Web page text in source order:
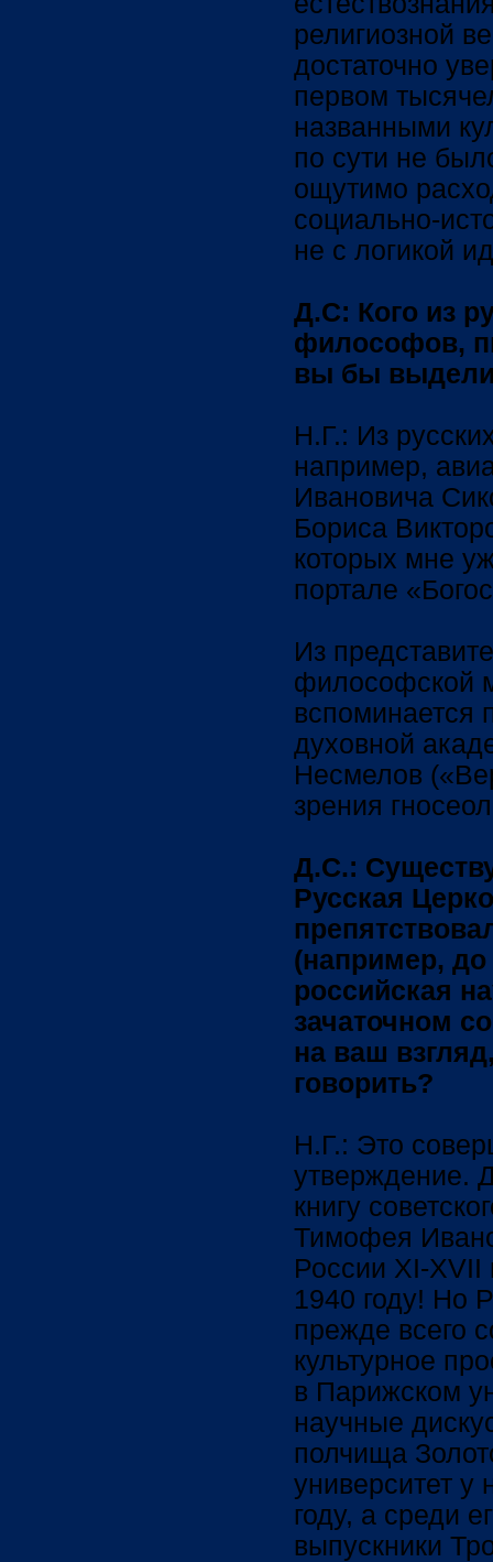
религиозной
достаточно
первом
названными
по сути не
ощутимо
социально-
не с логикой
Д.С: Кого из
философов,
вы бы
Н.Г.: Из
например,
Ивановича
Бориса
которых мне
портале
Из
философской
вспоминается
духовной
Несмелов
зрения
Д.С.:
Русская
(например,
российская
зачаточном
на ваш
говорить?
Н.Г.: Это
утверждение.
книгу
Тимофея
России XI-
1940 году! Но
прежде всего
культурное
в Парижском
научные
полчища
университет у
году, а среди
выпускники